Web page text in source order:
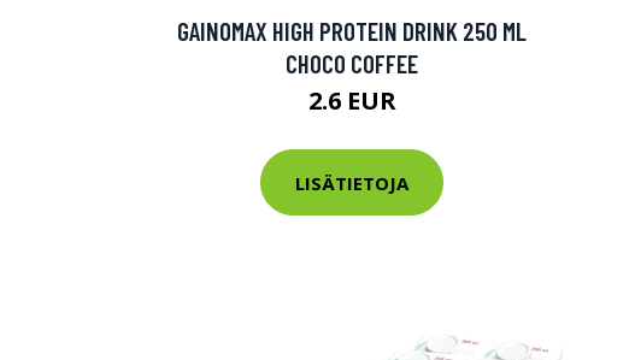
GAINOMAX HIGH PROTEIN DRINK 250 ML
CHOCO COFFEE
2.6 EUR
LISÄTIETOJA